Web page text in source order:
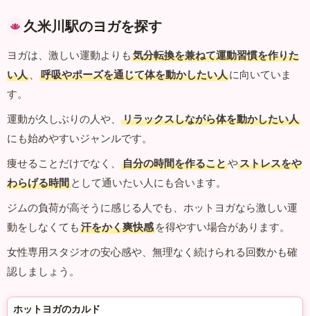
久米川駅のヨガを探す
ヨガは、激しい運動よりも 気分転換を兼ねて運動習慣を作りた
い人 、 呼吸やポーズを通じて体を動かしたい人に向いていま
す。
運動が久しぶりの人や、
リラックスしながら体を動かしたい人
にも始めやすいジャンルです。
痩せることだけでなく、
自分の時間を作ることやストレスをや
わらげる時間 として通いたい人にも合います。
ジムの負荷が高そうに感じる人でも、ホットヨガなら激しい運
動をしなくても 汗をかく爽快感 を得やすい場合があります。
女性専用スタジオの安心感や、無理なく続けられる回数かも確
認しましょう。
ホットヨガのカルド